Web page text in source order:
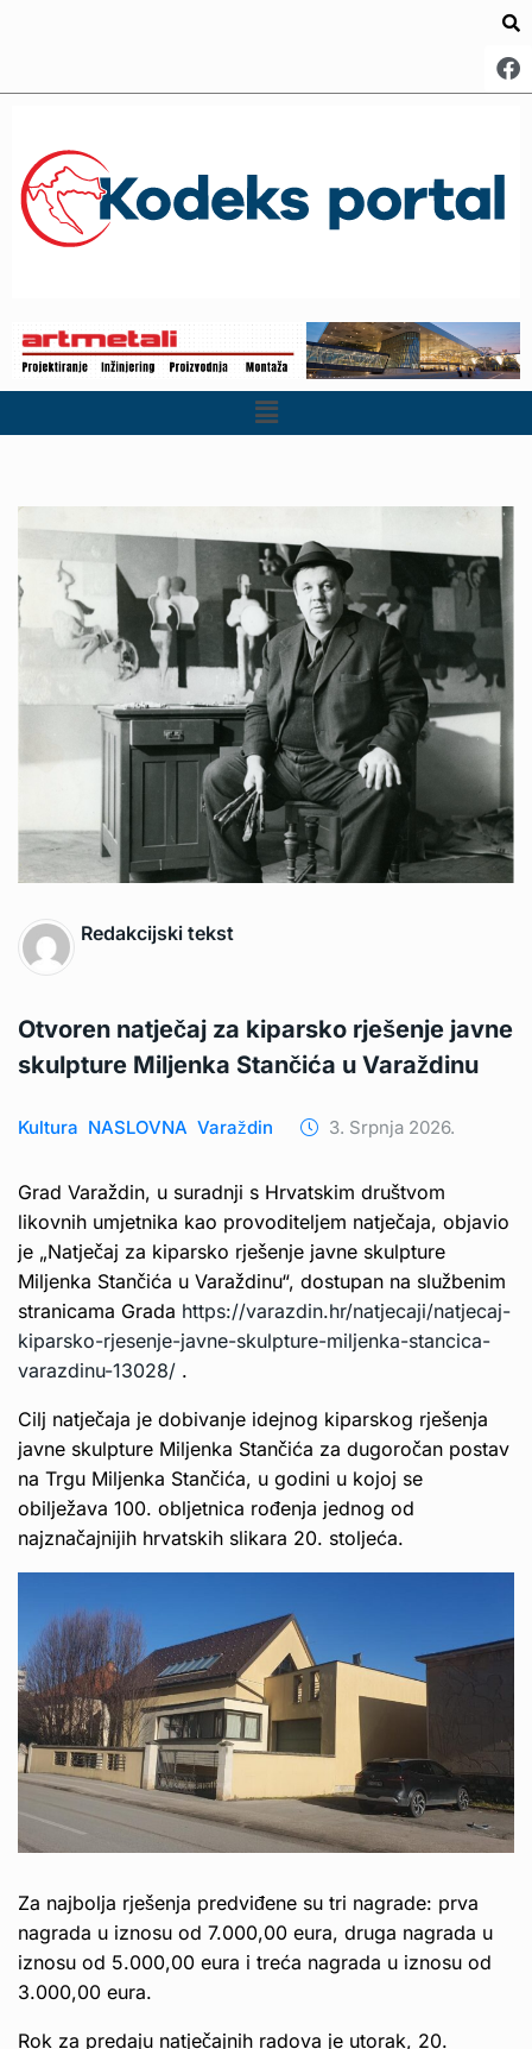
Redakcijski tekst
Otvoren natječaj za kiparsko rješenje javne
skulpture Miljenka Stančića u Varaždinu
Kultura NASLOVNA Varaždin 3. Srpnja 2026.
Grad Varaždin, u suradnji s Hrvatskim društvom
likovnih umjetnika kao provoditeljem natječaja, objavio
je „Natječaj za kiparsko rješenje javne skulpture
Miljenka Stančića u Varaždinu“, dostupan na službenim
stranicama Grada https://varazdin.hr/natjecaji/natjecaj-
kiparsko-rjesenje-javne-skulpture-miljenka-stancica-
varazdinu-13028/ .
Cilj natječaja je dobivanje idejnog kiparskog rješenja
javne skulpture Miljenka Stančića za dugoročan postav
na Trgu Miljenka Stančića, u godini u kojoj se
obilježava 100. obljetnica rođenja jednog od
najznačajnijih hrvatskih slikara 20. stoljeća.
Za najbolja rješenja predviđene su tri nagrade: prva
nagrada u iznosu od 7.000,00 eura, druga nagrada u
iznosu od 5.000,00 eura i treća nagrada u iznosu od
3.000,00 eura.
Rok za predaju natječajnih radova je utorak, 20.